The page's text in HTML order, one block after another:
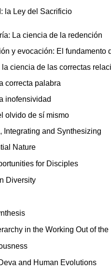
la Ley del Sacrificio
La ciencia de la redención
y evocación: El fundamento
ciencia de las correctas
correcta palabra
inofensividad
olvido de sí mismo
Integrating and Synthesizing
Nature
for Disciples
Diversity
in the Working Out of the
and Human Evolutions